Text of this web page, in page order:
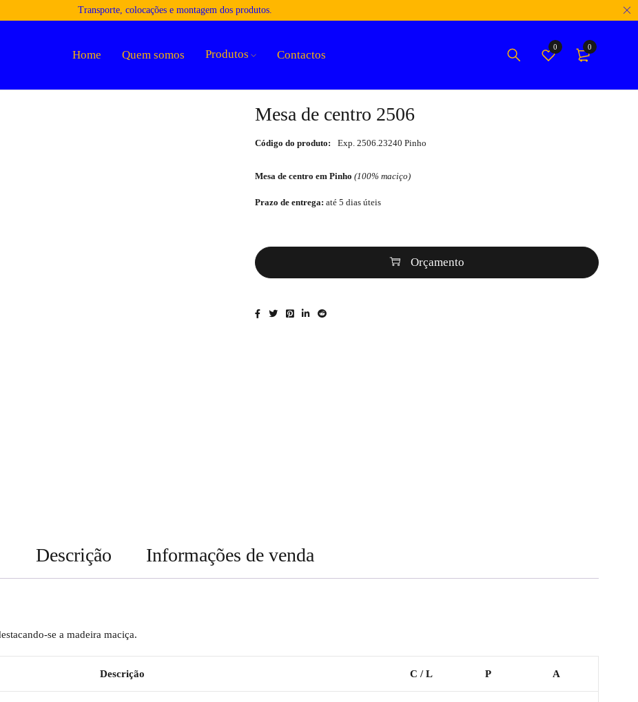
Transporte, colocações e montagem dos produtos.
Home Quem somos Produtos Contactos
0 0
Mesa de centro 2506
Código do produto: Exp. 2506.23240 Pinho
Mesa de centro em Pinho (100% maciço)
Prazo de entrega: até 5 dias úteis
Orçamento
Descrição Informações de venda
se a madeira maciça.
Descrição C / L P A